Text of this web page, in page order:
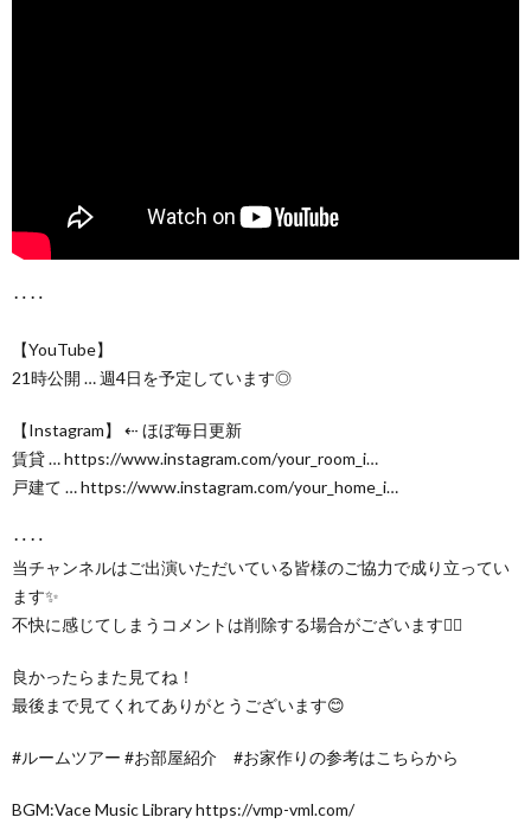
‥‥
【YouTube】
21時公開 … 週4日を予定しています◎
【Instagram】 ⇠ ほぼ毎日更新
賃貸 … https://www.instagram.com/your_room_i…
戸建て … https://www.instagram.com/your_home_i…
‥‥
当チャンネルはご出演いただいている皆様のご協力で成り立ってい
ます✨
不快に感じてしまうコメントは削除する場合がございます🙇‍♀️
良かったらまた見てね！
最後まで見てくれてありがとうございます😊
#ルームツアー #お部屋紹介 #お家作りの参考はこちらから
BGM:Vace Music Library https://vmp-vml.com/